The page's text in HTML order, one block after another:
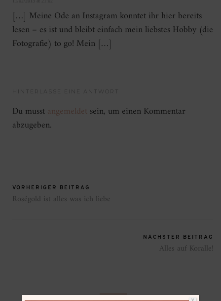
[…] Meine Ode an Instagram konntet ihr hier bereits
lesen – es ist und bleibt einfach mein liebstes Hobby (die
Fotografie) to go! Mein […]
HINTERLASSE EINE ANTWORT
Du musstangemeldet sein, um einen Kommentar
abzugeben.
VORHERIGER BEITRAG
Roségold ist alles was ich liebe
NÄCHSTER BEITRAG
Alles auf Koralle!